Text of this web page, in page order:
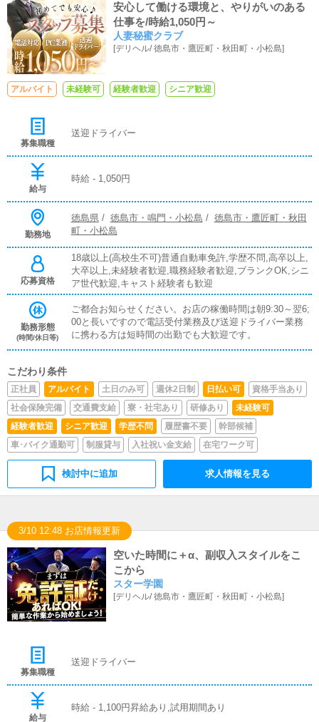
安心して働ける環境と、やりがいのある
仕事を/時給1,050円～
人妻秘蜜クラブ
[デリヘル/徳島市・鷹匠町・秋田町・小松島]
アルバイト 未経験可 経験者歓迎 シニア歓迎
募集職種
送迎ドライバー
給与
時給 - 1,050円
勤務地
徳島県 / 徳島市・鳴門・小松島 / 徳島市・鷹匠町・秋田
町・小松島
応募資格
18歳以上(高校生不可)普通自動車免許,学歴不問,高卒以上,
大卒以上,未経験者歓迎,職務経験者歓迎,ブランクOK,シニ
ア世代歓迎,キャスト経験者も歓迎
勤務形態
(時間/休日等)
ご都合お知らせください。お店の稼働時間は朝9:30～翌6;
00と長いですので電話受付業務及び送迎ドライバー業務
に携わる方は短時間の出勤でも大歓迎です。
こだわり条件
正社員 アルバイト 土日のみ可 週休2日制 日払い可
資格手当あり
社会保険完備
交通費支給 寮・社宅あり 研修あり
未経験可
経験者歓迎
シニア歓迎 学歴不問 履歴書不要
幹部候補
車･バイク通勤可
制服貸与 入社祝い金支給 在宅ワーク可
検討中に追加 求人情報を見る
3/10 12:48 お店情報更新
空いた時間に＋α、副収入スタイルをこ
こから
スター学園
[デリヘル/徳島市・鷹匠町・秋田町・小松島]
募集職種
送迎ドライバー
給与
時給 - 1,100円昇給あり,試用期間あり